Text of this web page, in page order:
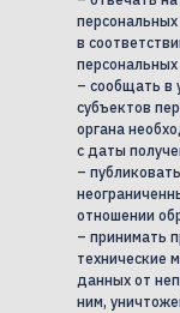
в
– сообщать в
субъектов
органа
с даты
–
отношении
– принимать
технические
данных от
ним,